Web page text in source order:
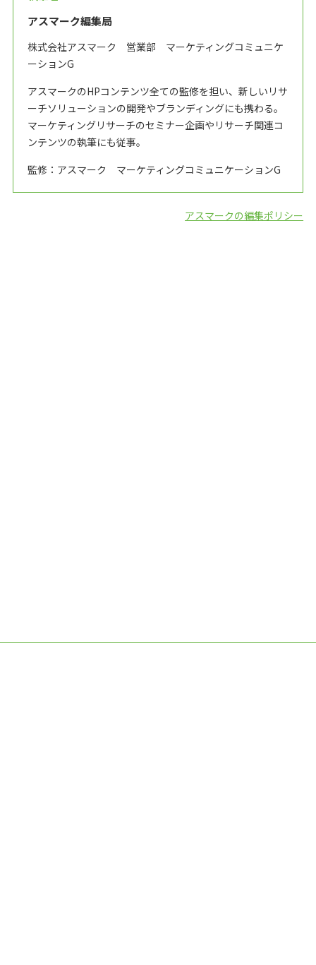
アスマーク編集局
株式会社アスマーク 営業部 マーケティングコミュニケ
ーションG
アスマークのHPコンテンツ全ての監修を担い、新しいリサ
ーチソリューションの開発やブランディングにも携わる。
マーケティングリサーチのセミナー企画やリサーチ関連コ
ンテンツの執筆にも従事。
監修：アスマーク マーケティングコミュニケーションG
アスマークの編集ポリシー